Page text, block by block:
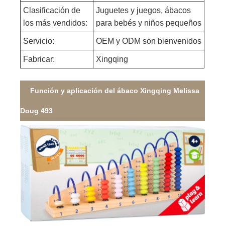
Clasificación de
los más vendidos:
Juguetes y juegos, ábacos
para bebés y niños pequeños
Servicio: OEM y ODM son bienvenidos
Fabricar: Xingqing
Función y aplicación del ábaco Xingqing Melissa
Doug 493